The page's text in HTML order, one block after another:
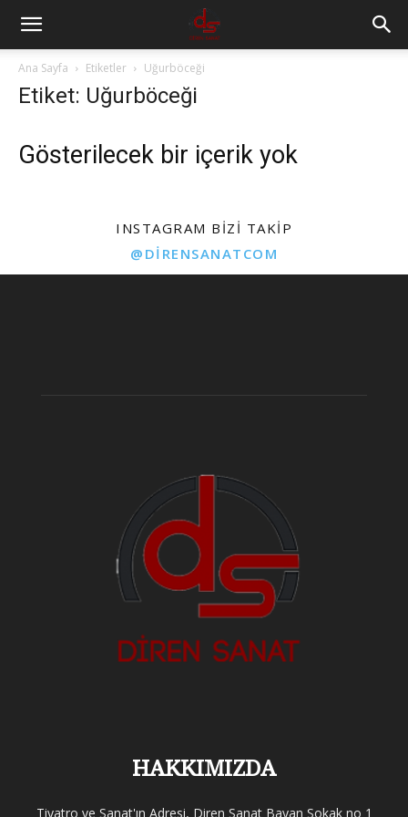
Ana Sayfa Etiketler Uğurböceği
Etiket: Uğurböceği
Gösterilecek bir içerik yok
INSTAGRAM BIZI TAKIP
@DIRENSANATCOM
HAKKIMIZDA
Tiyatro ve Sanat'ın Adresi, Diren Sanat Bayan Sokak no 1